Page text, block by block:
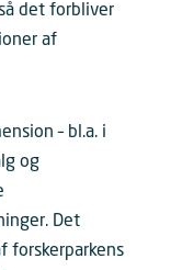
det forbliver
af
– bl.a. i
og
Det
forskerparkens